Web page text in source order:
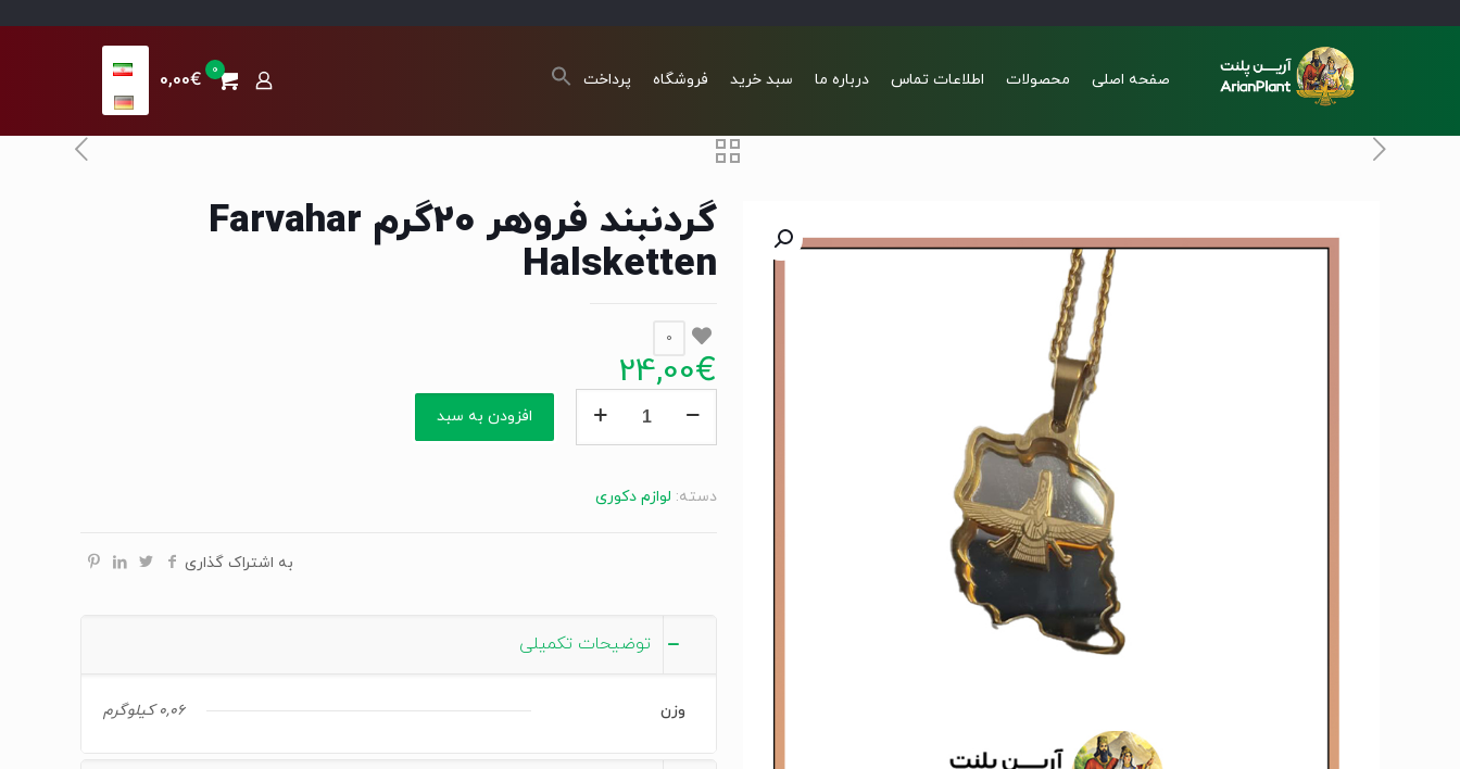
صفحه اصلی محصولات اطلاعات تماس درباره ما سبد خرید فروشگاه پرداخت 0
0,00€
گردنبند فروهر 20گرم Farvahar
Halsketten
0
24,00€
Halsketten
افزودن به سبد
دسته: لوازم دکوری
به اشتراک گذاری
توضیحات تکمیلی
وزن 0,06 کیلوگرم